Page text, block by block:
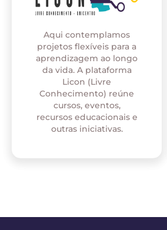
Aqui contemplamos
projetos flexíveis para a
aprendizagem ao longo
da vida. A plataforma
Licon (Livre
Conhecimento) reúne
cursos, eventos,
recursos educacionais e
outras iniciativas.